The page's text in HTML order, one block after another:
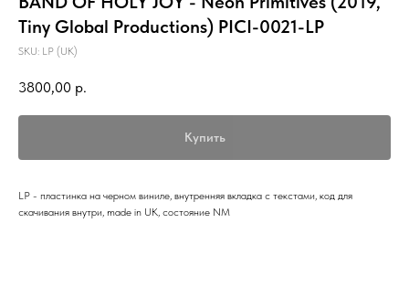
Tiny Global Productions) PICI-0021-LP
SKU: LP (UK)
3800,00 р.
Купить
LP - пластинка на черном виниле, внутренняя вкладка с текстами, код для
скачивания внутри, made in UK, состояние NM